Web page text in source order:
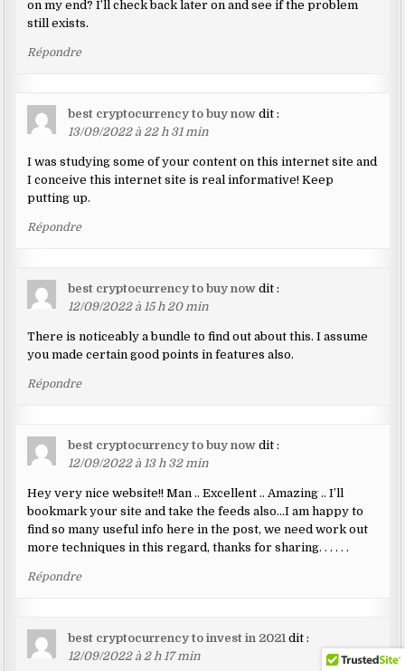
on my end? I’ll check back later on and see if the problem
still exists.
Répondre
best cryptocurrency to buy now dit :
13/09/2022 à 22 h 31 min
I was studying some of your content on this internet site and
I conceive this internet site is real informative! Keep
putting up.
Répondre
best cryptocurrency to buy now dit :
12/09/2022 à 15 h 20 min
There is noticeably a bundle to find out about this. I assume
you made certain good points in features also.
Répondre
best cryptocurrency to buy now dit :
12/09/2022 à 13 h 32 min
Hey very nice website!! Man .. Excellent .. Amazing .. I’ll
bookmark your site and take the feeds also…I am happy to
find so many useful info here in the post, we need work out
more techniques in this regard, thanks for sharing. . . . . .
Répondre
best cryptocurrency to invest in 2021 dit :
12/09/2022 à 2 h 17 min